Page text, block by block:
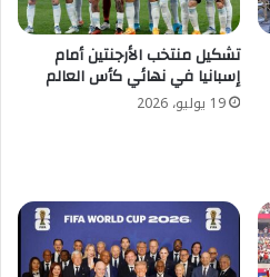
تشكيل منتخب الأرجنتين أمام
إسبانيا في نهائي كأس العالم
19 يوليو، 2026